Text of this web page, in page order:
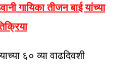
गायिका तीजन बाई यांच्या
६० व्या वाढदिवशी